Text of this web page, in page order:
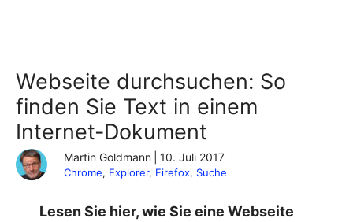
Webseite durchsuchen: So
finden Sie Text in einem
Internet-Dokument
Martin Goldmann 10. Juli 2017
Chrome, Explorer, Firefox, Suche
Lesen Sie hier, wie Sie eine Webseite